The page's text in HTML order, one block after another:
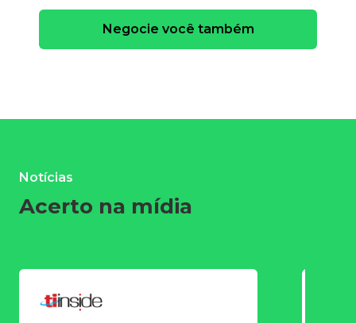
Negocie você também
Notícias
Acerto na mídia